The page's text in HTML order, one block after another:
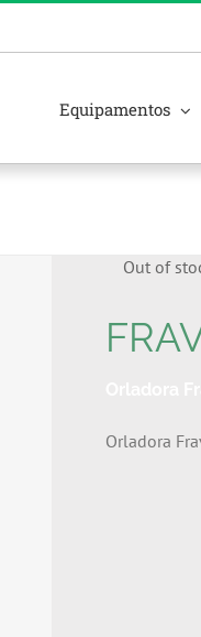
Equipamentos
Out of
Orladora